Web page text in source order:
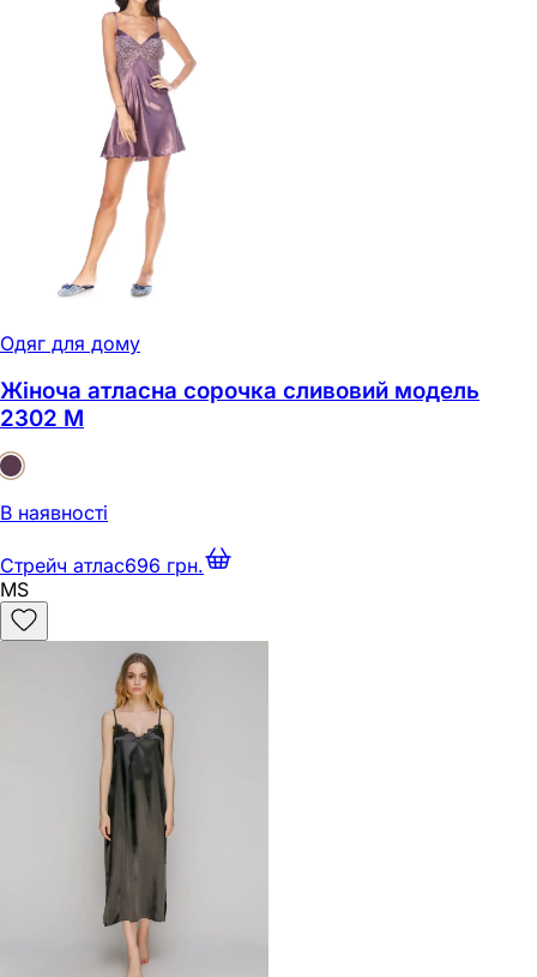
Одяг для дому
Жіноча атласна сорочка сливовий модель
2302 M
В наявності
Стрейч атлас696 грн.
MS